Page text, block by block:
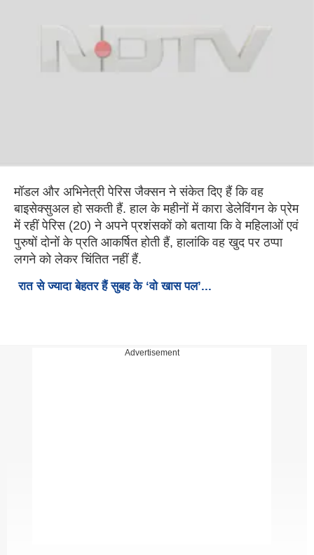
मॉडल और अभिनेत्री पेरिस जैक्सन ने संकेत दिए हैं कि वह
बाइसेक्सुअल हो सकती हैं. हाल के महीनों में कारा डेलेविंगन के प्रेम
में रहीं पेरिस (20) ने अपने प्रशंसकों को बताया कि वे महिलाओं एवं
पुरुषों दोनों के प्रति आकर्षित होती हैं, हालांकि वह खुद पर ठप्पा
लगने को लेकर चिंतित नहीं हैं.
रात से ज्‍यादा बेहतर हैं सुबह के ‘वो खास पल’...
Advertisement